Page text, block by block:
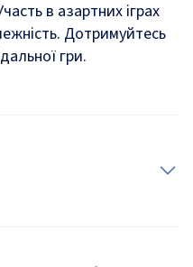
в азартних іграх
Дотримуйтесь
гри.